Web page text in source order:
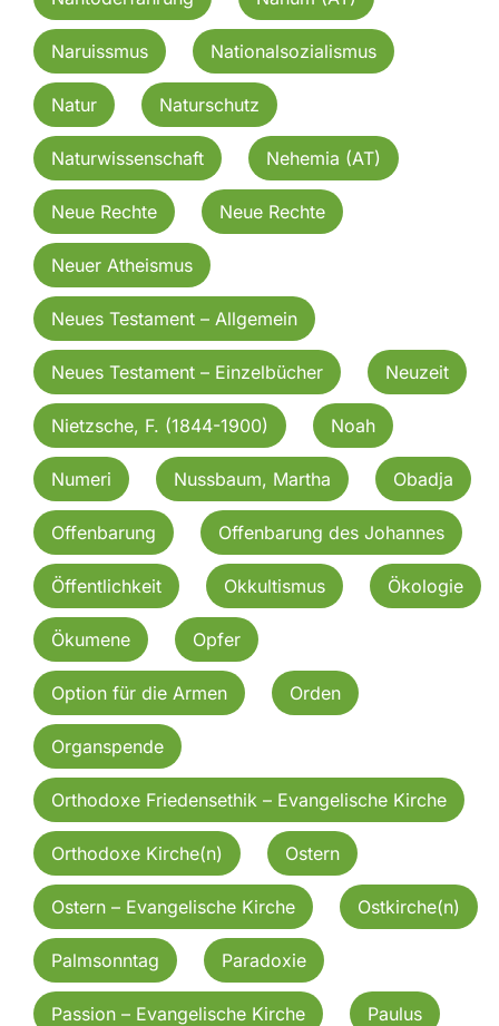
Naruissmus Nationalsozialismus
Natur Naturschutz
Naturwissenschaft Nehemia (AT)
Neue Rechte Neue Rechte
Neuer Atheismus
Neues Testament – Allgemein
Neues Testament – Einzelbücher Neuzeit
Nietzsche, F. (1844-1900) Noah
Numeri Nussbaum, Martha Obadja
Offenbarung Offenbarung des Johannes
Öffentlichkeit Okkultismus Ökologie
Ökumene Opfer
Option für die Armen Orden
Organspende
Orthodoxe Friedensethik – Evangelische Kirche
Orthodoxe Kirche(n) Ostern
Ostern – Evangelische Kirche Ostkirche(n)
Palmsonntag Paradoxie
Passion – Evangelische Kirche Paulus